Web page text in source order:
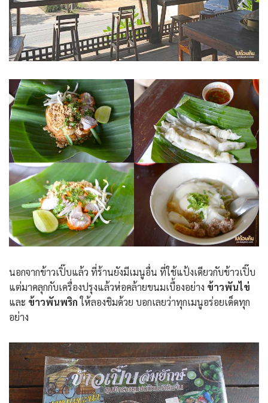
นอกจากข้าวเปิ๊บแล้ว ที่ร้านยังมีเมนูอื่น ที่ใช้แป้งเดียวกับข้าวเปิ๊บ
แต่มาคลุกกับเครื่องปรุงแล้วห่อคล้ายขนมเบื้องอย่าง ข้าวพันไข่
และ ข้าวพันพริกให้ลองชิมด้วย บอกเลยว่าทุกเมนูอร่อยเด็ดทุก
อย่าง